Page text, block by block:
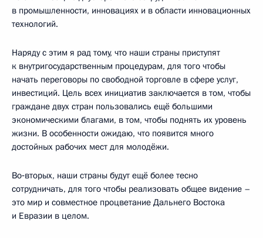
в промышленности, инновациях и в области инновационных
технологий.
Наряду с этим я рад тому, что наши страны приступят
к внутригосударственным процедурам, для того чтобы
начать переговоры по свободной торговле в сфере услуг,
инвестиций. Цель всех инициатив заключается в том, чтобы
граждане двух стран пользовались ещё большими
экономическими благами, в том, чтобы поднять их уровень
жизни. В особенности ожидаю, что появится много
достойных рабочих мест для молодёжи.
Во‑вторых, наши страны будут ещё более тесно
сотрудничать, для того чтобы реализовать общее видение –
это мир и совместное процветание Дальнего Востока
и Евразии в целом.